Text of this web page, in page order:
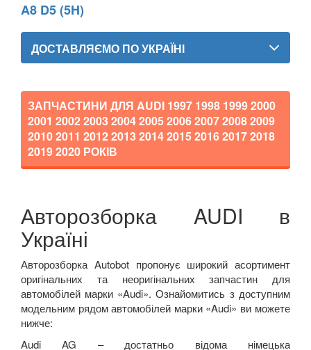
A8 D5 (5H)
ДОСТАВЛЯЄМО ПО УКРАЇНІ
ЗАПЧАСТИНИ ДЛЯ AUDI
2001 2002 2003 2004 2005 2006 2007 2008 2009
2010 2011 2012 2013 2014 2015 2016 2017 2018
2019 2020 РОКІВ
Авторозборка AUDI в
Україні
Авторозборка Autobot пропонує широкий асортимент
оригінальних та неоригінальних запчастин для
автомобілей марки «Audi». Ознайомитись з доступним
модельним рядом автомобілей марки «Audi» ви можете
нижче:
Audi
AG – достатньо відома німецька